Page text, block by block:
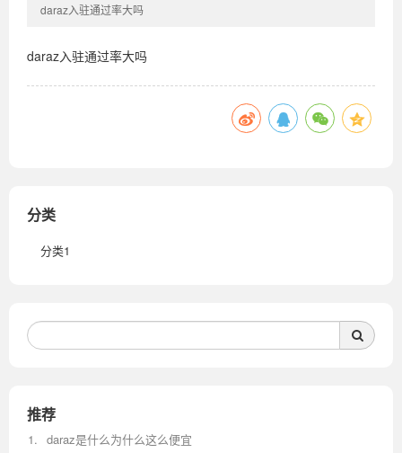
daraz入驻通过率大吗
daraz入驻通过率大吗
分类
分类1
推荐
daraz是什么为什么这么便宜